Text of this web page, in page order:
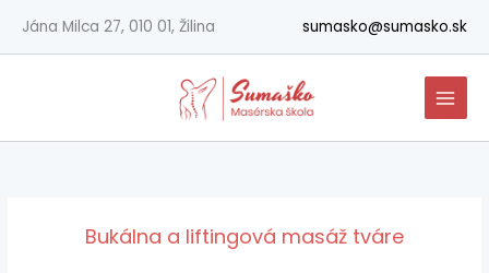
Jána Milca 27, 010 01, Žilina sumasko@sumasko.sk
Bukálna a liftingová masáž tváre